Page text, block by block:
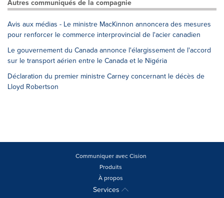
Autres communiqués de la compagnie
Avis aux médias - Le ministre MacKinnon annoncera des mesures
pour renforcer le commerce interprovincial de l'acier canadien
Le gouvernement du Canada annonce l'élargissement de l'accord
sur le transport aérien entre le Canada et le Nigéria
Déclaration du premier ministre Carney concernant le décès de
Lloyd Robertson
Communiquer avec Cision
Produits
À propos
Services